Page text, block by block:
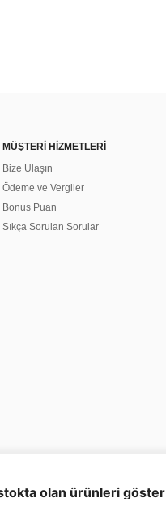
MÜŞTERİ HİZMETLERİ
Bize Ulaşın
Ödeme ve Vergiler
Bonus Puan
Sıkça Sorulan Sorular
States
olan ürünleri göster